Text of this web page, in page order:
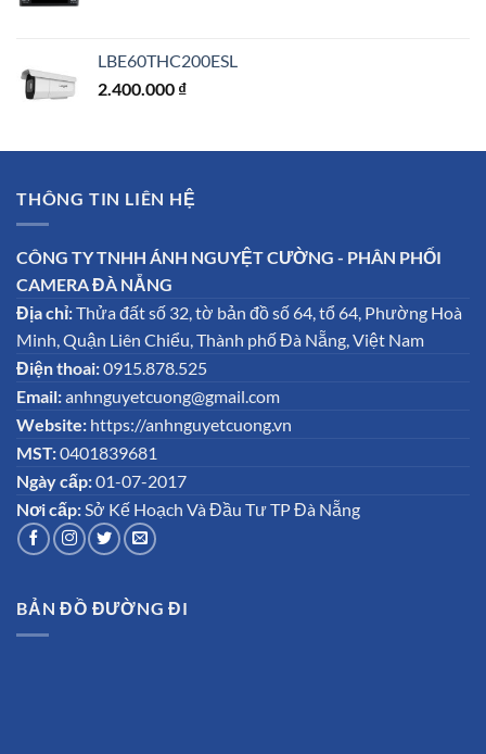
LBE60THC200ESL
2.400.000 ₫
THÔNG TIN LIÊN HỆ
CÔNG TY TNHH ÁNH NGUYỆT CƯỜNG - PHÂN PHỐI
CAMERA ĐÀ NẴNG
Địa chỉ:Thửa đất số 32, tờ bản đồ số 64, tổ 64, Phường Hoà
Minh, Quận Liên Chiểu, Thành phố Đà Nẵng, Việt Nam
Điện thoai:0915.878.525
Email:anhnguyetcuong@gmail.com
Website: https://anhnguyetcuong.vn
MST:0401839681
Ngày cấp:01-07-2017
Nơi cấp:Sở Kế Hoạch Và Đầu Tư TP Đà Nẵng
BẢN ĐỒ ĐƯỜNG ĐI